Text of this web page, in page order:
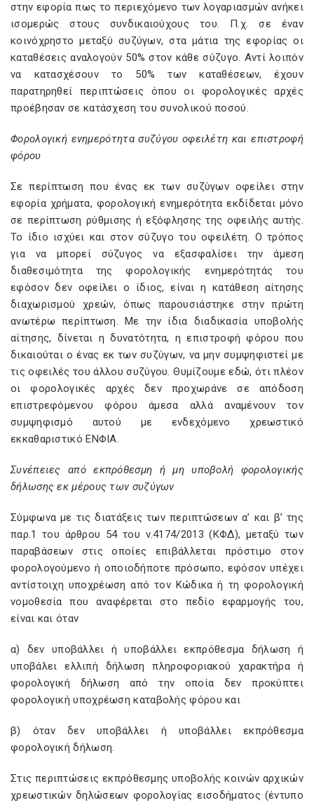
στην εφορία πως το περιεχόμενο των λογαριασμών ανήκει
ισομερώς στους συνδικαιούχους του. Π.χ. σε έναν
κοινόχρηστο μεταξύ συζύγων, στα μάτια της εφορίας οι
καταθέσεις αναλογούν 50% στον κάθε σύζυγο. Αντί λοιπόν
να κατασχέσουν το 50% των καταθέσεων, έχουν
παρατηρηθεί περιπτώσεις όπου οι φορολογικές αρχές
προέβησαν σε κατάσχεση του συνολικού ποσού.
Φορολογική ενημερότητα συζύγου οφειλέτη και επιστροφή
φόρου
Σε περίπτωση που ένας εκ των συζύγων οφείλει στην
εφορία χρήματα, φορολογική ενημερότητα εκδίδεται μόνο
σε περίπτωση ρύθμισης ή εξόφλησης της οφειλής αυτής.
Το ίδιο ισχύει και στον σύζυγο του οφειλέτη. Ο τρόπος
για να μπορεί σύζυγος να εξασφαλίσει την άμεση
διαθεσιμότητα της φορολογικής ενημερότητάς του
εφόσον δεν οφείλει ο ίδιος, είναι η κατάθεση αίτησης
διαχωρισμού χρεών, όπως παρουσιάστηκε στην πρώτη
ανωτέρω περίπτωση. Με την ίδια διαδικασία υποβολής
αίτησης, δίνεται η δυνατότητα, η επιστροφή φόρου που
δικαιούται ο ένας εκ των συζύγων, να μην συμψηφιστεί με
τις οφειλές του άλλου συζύγου. Θυμίζουμε εδώ, ότι πλέον
οι φορολογικές αρχές δεν προχωράνε σε απόδοση
επιστρεφόμενου φόρου άμεσα αλλά αναμένουν τον
συμψηφισμό αυτού με ενδεχόμενο χρεωστικό
εκκαθαριστικό ΕΝΦΙΑ.
Συνέπειες από εκπρόθεσμη ή μη υποβολή φορολογικής
δήλωσης εκ μέρους των συζύγων
Σύμφωνα με τις διατάξεις των περιπτώσεων α’ και β’ της
παρ.1 του άρθρου 54 του ν.4174/2013 (ΚΦΔ), μεταξύ των
παραβάσεων στις οποίες επιβάλλεται πρόστιμο στον
φορολογούμενο ή οποιοδήποτε πρόσωπο, εφόσον υπέχει
αντίστοιχη υποχρέωση από τον Κώδικα ή τη φορολογική
νομοθεσία που αναφέρεται στο πεδίο εφαρμογής του,
είναι και όταν
α) δεν υποβάλλει ή υποβάλλει εκπρόθεσμα δήλωση ή
υποβάλει ελλιπή δήλωση πληροφοριακού χαρακτήρα ή
φορολογική δήλωση από την οποία δεν προκύπτει
φορολογική υποχρέωση καταβολής φόρου και
β) όταν δεν υποβάλλει ή υποβάλλει εκπρόθεσμα
φορολογική δήλωση.
Στις περιπτώσεις εκπρόθεσμης υποβολής κοινών αρχικών
χρεωστικών δηλώσεων φορολογίας εισοδήματος (έντυπο